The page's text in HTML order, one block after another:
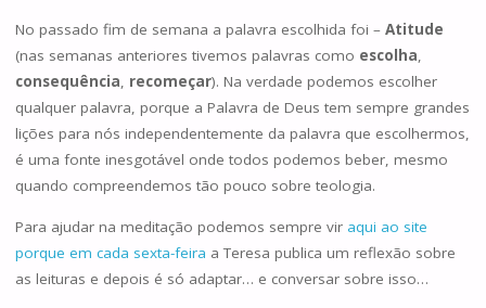
No passado fim de semana a palavra escolhida foi – Atitude
(nas semanas anteriores tivemos palavras como escolha,
consequência, recomeçar). Na verdade podemos escolher
qualquer palavra, porque a Palavra de Deus tem sempre grandes
lições para nós independentemente da palavra que escolhermos,
é uma fonte inesgotável onde todos podemos beber, mesmo
quando compreendemos tão pouco sobre teologia.
Para ajudar na meditação podemos sempre vir aqui ao site
porque em cada sexta-feira a Teresa publica um reflexão sobre
as leituras e depois é só adaptar… e conversar sobre isso…